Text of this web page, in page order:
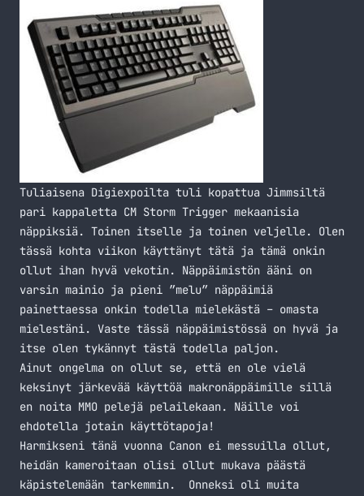
Tuliaisena Digiexpoilta tuli kopattua Jimmsiltä
pari kappaletta CM Storm Trigger mekaanisia
näppiksiä. Toinen itselle ja toinen veljelle. Olen
tässä kohta viikon käyttänyt tätä ja tämä onkin
ollut ihan hyvä vekotin. Näppäimistön ääni on
varsin mainio ja pieni ”melu” näppäimiä
painettaessa onkin todella mielekästä – omasta
mielestäni. Vaste tässä näppäimistössä on hyvä ja
itse olen tykännyt tästä todella paljon.
Ainut ongelma on ollut se, että en ole vielä
keksinyt järkevää käyttöä makronäppäimille sillä
en noita MMO pelejä pelailekaan. Näille voi
ehdotella jotain käyttötapoja!
Harmikseni tänä vuonna Canon ei messuilla ollut,
heidän kameroitaan olisi ollut mukava päästä
käpistelemään tarkemmin. Onneksi oli muita